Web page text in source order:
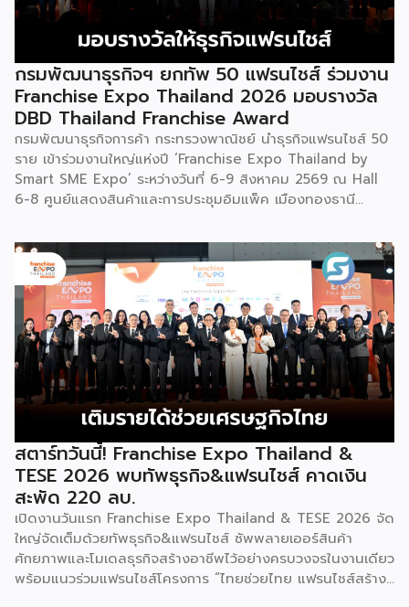
กรมพัฒนาธุรกิจฯ ยกทัพ 50 แฟรนไชส์ ร่วมงาน
Franchise Expo Thailand 2026 มอบรางวัล
DBD Thailand Franchise Award
กรมพัฒนาธุรกิจการค้า กระทรวงพาณิชย์ นำธุรกิจแฟรนไชส์ 50
ราย เข้าร่วมงานใหญ่แห่งปี ‘Franchise Expo Thailand by
Smart SME Expo’ ระหว่างวันที่ 6-9 สิงหาคม 2569 ณ Hall
6-8 ศูนย์แสดงสินค้าและการประชุมอิมแพ็ค เมืองทองธานี
2026 ให้แก่ผู้ประกอบธุรกิจแฟรนไชส์ที่อยู่ในการส่งเสริมสนับสนุน
ของกรมฯ นายพูนพงษ์ นัยนาภากรณ์ อธิบดีกรมพัฒนาธุรกิจ
การค้า กระทรวงพาณิชย์ เปิดเผยภายหลังเป็นประธานเปิดงาน
“งานแฟรนไชส์ เอ็กซ์โป ไทยแลนด์ บาย สมาร์ท เอสเอ็มอี เอ็กซ์
โป (Franchise Expo Thailand by Smart SME Expo)” ซึ่ง
เป็นงานแสดงธุรกิจแฟรนไชส์ชั้นนำที่จัดขึ้นโดย บริษัท พีเอ็มจี
คอร์ปอเรชัน จำกัด เพื่อยกระดับศักยภาพของผู้ประกอบการและ
เจ้าของธุรกิจที่ต้องการขยายกิจการผ่านระบบแฟรนไชส์ […]
สตาร์ทวันนี้! Franchise Expo Thailand &
TESE 2026 พบทัพธุรกิจ&แฟรนไชส์ คาดเงิน
สะพัด 220 ลบ.
เปิดงานวันแรก Franchise Expo Thailand & TESE 2026 จัด
ใหญ่จัดเต็มด้วยทัพธุรกิจ&แฟรนไชส์ ซัพพลายเออร์สินค้า
ศักยภาพและโมเดลธุรกิจสร้างอาชีพไว้อย่างครบวงจรในงานเดียว
พร้อมแนวร่วมแฟรนไชส์โครงการ “ไทยช่วยไทย แฟรนไชส์สร้าง